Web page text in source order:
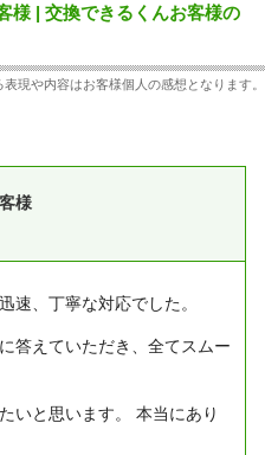
様 | 交換できるくんお客様の
現や内容はお客様個人の感想となります。
様
速、丁寧な対応でした。
答えていただき、全てスムー
いと思います。
本当にあり